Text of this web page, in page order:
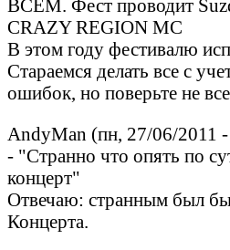
ВСЁМ. Фест проводит
CRAZY REGION MC
В этом году фестивалю
Стараемся делать все с
ошибок, но поверьте не
AndyMan (пн, 27/06/2011
- "Странно что опять по
концерт"
Отвечаю: странным был
Концерта.